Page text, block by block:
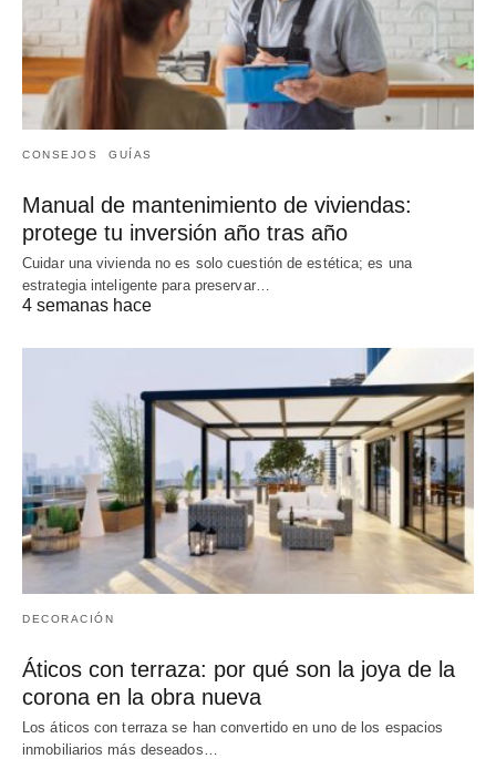
CONSEJOS GUÍAS
Manual de mantenimiento de viviendas:
protege tu inversión año tras año
Cuidar una vivienda no es solo cuestión de estética; es una
estrategia inteligente para preservar…
4 semanas hace
DECORACIÓN
Áticos con terraza: por qué son la joya de la
corona en la obra nueva
Los áticos con terraza se han convertido en uno de los espacios
inmobiliarios más deseados…